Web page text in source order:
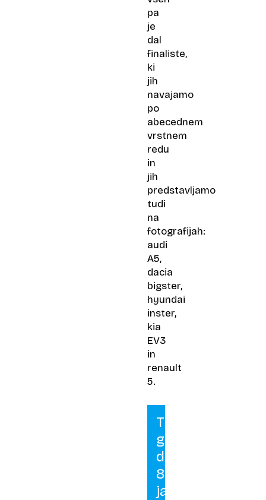
pa
je
dal
finaliste,
ki
jih
navajamo
po
abecednem
vrstnem
redu
in
jih
predstavljamo
tudi
na
fotografijah:
audi
A5,
dacia
bigster,
hyundai
inster,
kia
EV3
in
renault
5.
Tiskane
glasovnice
do
8.
januarja